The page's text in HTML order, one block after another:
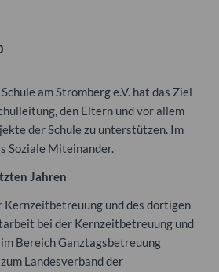
am Stromberg e.V. hat das Ziel
den Eltern und vor allem
der Schule zu unterstützen. Im
Soziale Miteinander.
Jahren
und des dortigen
bei der Kernzeitbetreuung und
Bereich Ganztagsbetreuung
Landesverband der